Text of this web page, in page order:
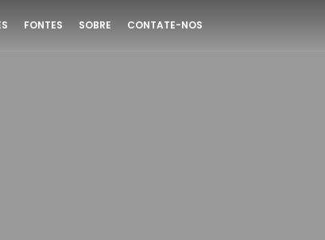
FONTES SOBRE CONTATE-NOS